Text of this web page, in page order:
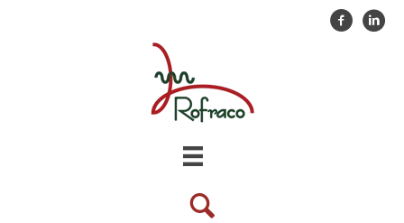
FacebookLinkedin